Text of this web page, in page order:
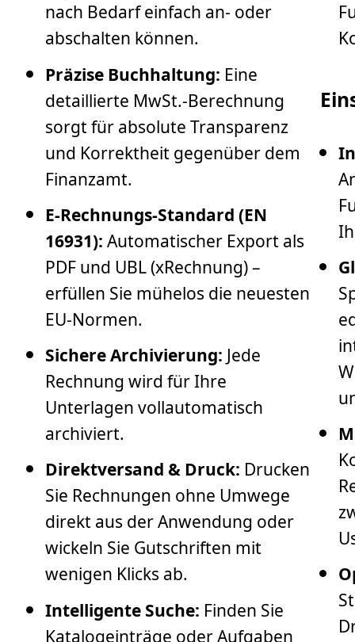
nach Bedarf einfach an- oder
abschalten können.
Präzise Buchhaltung: Eine
detaillierte MwSt.-Berechnung
sorgt für absolute Transparenz
und Korrektheit gegenüber dem
Finanzamt.
E-Rechnungs-Standard (EN
16931): Automatischer Export als
PDF und UBL (xRechnung) –
erfüllen Sie mühelos die neuesten
EU-Normen.
Sichere Archivierung: Jede
Rechnung wird für Ihre
Unterlagen vollautomatisch
archiviert.
Direktversand & Druck: Drucken
Sie Rechnungen ohne Umwege
direkt aus der Anwendung oder
wickeln Sie Gutschriften mit
wenigen Klicks ab.
Intelligente Suche: Finden Sie
Katalogeinträge oder Aufgaben